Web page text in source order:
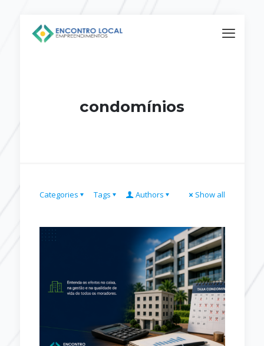
condomínios
Categories Tags Authors Show all